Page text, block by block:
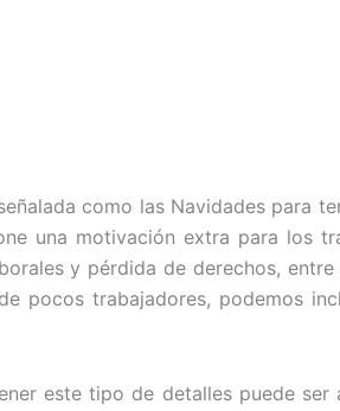
como las Navidades para
una motivación extra para los
y pérdida de derechos,
pocos trabajadores, podemos
este tipo de detalles puede